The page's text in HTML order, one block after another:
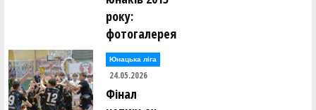
року:
фотогалерея
Юнацька ліга
24.05.2026
Фінал